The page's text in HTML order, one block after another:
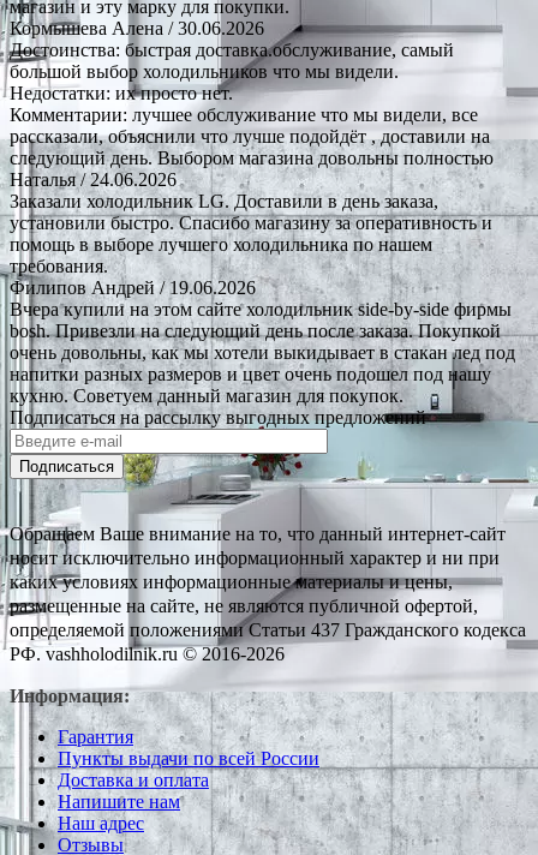
магазин и эту марку для покупки.
Кормышева Алена / 30.06.2026
Достоинства: быстрая доставка.обслуживание, самый
большой выбор холодильников что мы видели.
Недостатки: их просто нет.
Комментарии: лучшее обслуживание что мы видели, все
рассказали, объяснили что лучше подойдёт , доставили на
следующий день. Выбором магазина довольны полностью
Наталья/ 24.06.2026
Заказали холодильник LG. Доставили в день заказа,
установили быстро. Спасибо магазину за оперативность и
помощь в выборе лучшего холодильника по нашем
требования.
Филипов Андрей/ 19.06.2026
Вчера купили на этом сайте холодильник side-by-side фирмы
bosh. Привезли на следующий день после заказа. Покупкой
очень довольны, как мы хотели выкидывает в стакан лед под
напитки разных размеров и цвет очень подошел под нашу
кухню. Советуем данный магазин для покупок.
Подписаться на рассылку выгодных предложений
Подписаться
Обращаем Ваше внимание на то, что данный интернет-сайт
носит исключительно информационный характер и ни при
каких условиях информационные материалы и цены,
размещенные на сайте, не являются публичной офертой,
определяемой положениями Статьи 437 Гражданского кодекса
РФ. vashholodilnik.ru © 2016-2026
Информация:
Гарантия
Пункты выдачи по всей России
Доставка и оплата
Напишите нам
Наш адрес
Отзывы